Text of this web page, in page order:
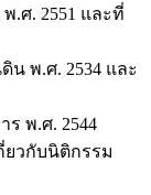
.ศ. 2551 และที่
พ.ศ. 2534 และ
ร พ.ศ. 2544
ยวกับนิติกรรม